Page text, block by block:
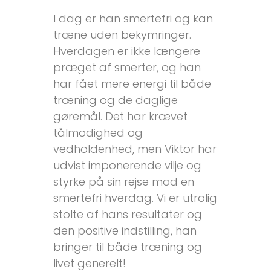
I dag er han smertefri og kan
træne uden bekymringer.
Hverdagen er ikke længere
præget af smerter, og han
har fået mere energi til både
træning og de daglige
gøremål. Det har krævet
tålmodighed og
vedholdenhed, men Viktor har
udvist imponerende vilje og
styrke på sin rejse mod en
smertefri hverdag. Vi er utrolig
stolte af hans resultater og
den positive indstilling, han
bringer til både træning og
livet generelt!